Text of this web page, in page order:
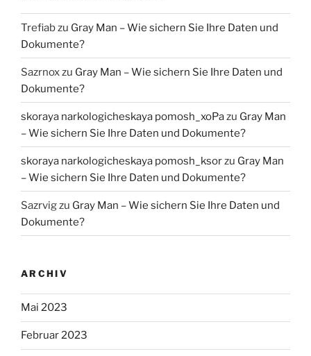
Trefiabzu Gray Man – Wie sichern Sie Ihre Daten und
Dokumente?
Sazrnoxzu Gray Man – Wie sichern Sie Ihre Daten und
Dokumente?
skoraya narkologicheskaya pomosh_xoPazu Gray Man
– Wie sichern Sie Ihre Daten und Dokumente?
skoraya narkologicheskaya pomosh_ksorzu Gray Man
– Wie sichern Sie Ihre Daten und Dokumente?
Sazrvigzu Gray Man – Wie sichern Sie Ihre Daten und
Dokumente?
ARCHIV
Mai 2023
Februar 2023